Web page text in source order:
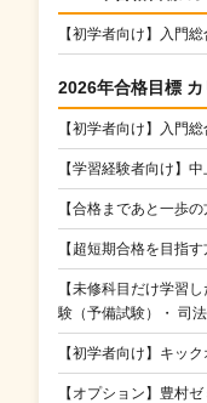
【初学者向け】入門
2026年合格目標
【初学者向け】入門
【学習経験者向け】
【合格まであと一歩
【超短期合格を目指
【未修科目だけ学習
験（予備試験）・ 司
【初学者向け】キッ
【オプション】豊村ゼ